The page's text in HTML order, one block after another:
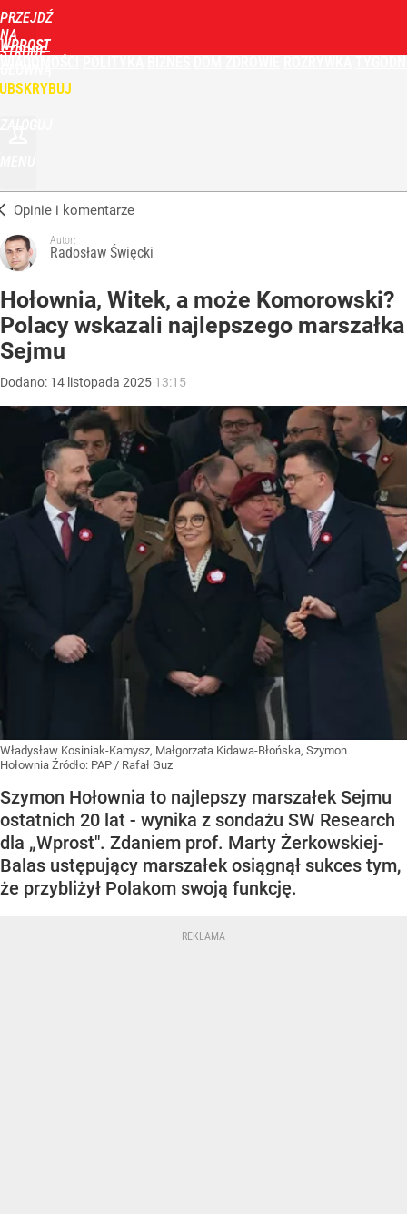
PRZEJDŹ
NA
STRONĘ
WPROST
Opinie i komentarze
Autor:
Radosław Święcki
Hołownia, Witek, a może Komorowski?
Polacy wskazali najlepszego marszałka
Sejmu
Dodano: 14 listopada 2025 13:15
Władysław Kosiniak-Kamysz, Małgorzata Kidawa-Błońska, Szymon
Hołownia Źródło: PAP / Rafał Guz
Szymon Hołownia to najlepszy marszałek Sejmu
ostatnich 20 lat - wynika z sondażu SW Research
dla „Wprost". Zdaniem prof. Marty Żerkowskiej-
Balas ustępujący marszałek osiągnął sukces tym,
że przybliżył Polakom swoją funkcję.